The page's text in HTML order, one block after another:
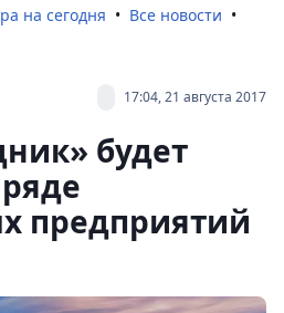
на сегодня
Все новости
17:04, 21 августа 2017
будет
предприятий